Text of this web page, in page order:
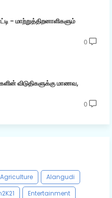
- மாற்றுத்திறனாளிகளும்
0
விடுதிகளுக்கு மாணவ,
0
Agriculture
Alangudi
Entertainment